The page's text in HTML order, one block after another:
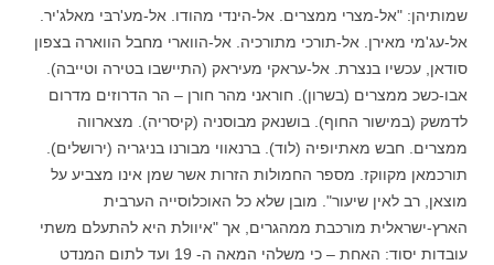
שמותיהן: "אל-מצרי ממצרים. אל-הינדי מהודו. אל-מע'רבּי מאלג'יר.
אל-עג'מי מאירן. אל-תורכי מתורכיה. אל-הווארי מחבל הווארה בצפון
סודאן, עכשיו בנצרת. אל-עראקי מעיראק (התיישבו בטירה וטייבה).
אבו-כשכ ממצרים (בשרון). חוראני מהר חורן – הר הדרוזים מדרום
לדמשק (במישור החוף). בושנאק מבוסניה (קיסריה). מצארווה
ממצרים. חבש מאתיופיה (לוד). ברנאווי מבורנו בניגריה (ירושלים).
תורכמאן מקווקז. מספר החמולות הזרות אשר שמן אינו מצביע על
מוצאן, רב לאין שיעור". מובן שלא כל האוכלוסייה הערבית
הארץ-ישראלית מורכבת ממהגרים, אך "איוולת היא להתעלם משתי
עובדות יסוד: האחת – כי משלהי המאה ה- 19 ועד לתום המנדט